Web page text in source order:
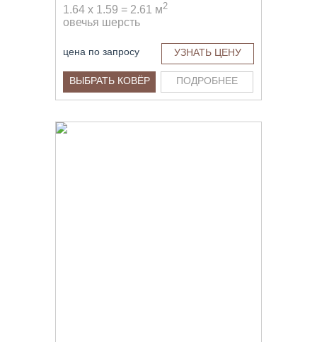
1.64 x 1.59 = 2.61 м2
овечья шерсть
цена по запросу УЗНАТЬ ЦЕНУ
ВЫБРАТЬ КОВЁР ПОДРОБНЕЕ